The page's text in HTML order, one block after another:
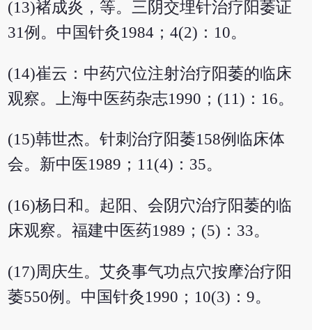
(13)褚成炎，等。三阴交埋针治疗阳萎证
31例。中国针灸1984；4(2)：10。
(14)崔云：中药穴位注射治疗阳萎的临床
观察。上海中医药杂志1990；(11)：16。
(15)韩世杰。针刺治疗阳萎158例临床体
会。新中医1989；11(4)：35。
(16)杨日和。起阳、会阴穴治疗阳萎的临
床观察。福建中医药1989；(5)：33。
(17)周庆生。艾灸事气功点穴按摩治疗阳
萎550例。中国针灸1990；10(3)：9。